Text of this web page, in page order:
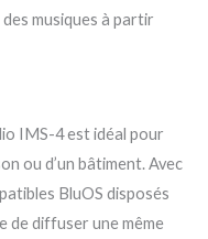
musiques à partir
IMS-4 est idéal pour
ou d’un bâtiment. Avec
BluOS disposés
de diffuser une même